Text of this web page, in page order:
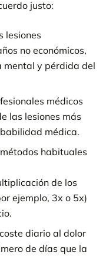
justo:
lesiones
no económicos,
mental y pérdida del
médicos
las lesiones más
médica.
habituales
de los
ejemplo, 3x o 5x)
diario al dolor
de días que la